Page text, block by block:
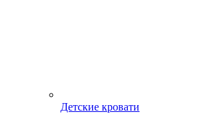
Детские кровати